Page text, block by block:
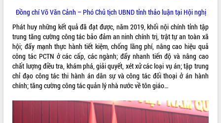
Đắk Lắk công bố Quy hoạch và xúc
tiến đầu tư tỉnh
Ngành cá ngừ Đắk Lắk chủ động thích
ứng để giữ vững thị trường xuất khẩu
Diễn đàn Kinh tế tư nhân Việt Nam đột
phá cơ chế - Hợp tác công tư
Đề án 06 tạo bước ngoặt đột phá trong
cải cách hành chính tỉnh Đắk Lắk
để phát triển du lịch Đắk Lắk
Khởi động Dự án Đầu tư xây dựng hạ
Đồng chí Võ Văn Cảnh – Phó Chủ tịch UBND tỉnh thảo luận tại Hội nghị
Phát huy những kết quả đã đạt được, năm 2019, khối nội chính tỉnh tập
trung tăng cường công tác bảo đảm an ninh chính trị, trật tự an toàn xã
hội; đẩy mạnh thực hành tiết kiệm, chống lãng phí, nâng cao hiệu quả
công tác PCTN ở các cấp, các ngành; đẩy nhanh tiến độ và nâng cao
chất lượng điều tra, khám phá, giải quyết, xét xử các loại vụ án; tập trung
chỉ đạo công tác thi hành án dân sự và công tác đối thoại ở án hành
chính; tăng cường công tác quản lý nhà nước về tôn giáo…